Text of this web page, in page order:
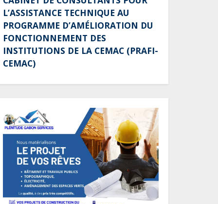
Gabon : AGL confirme son
positionnement de
partenaire de référence
industriels et
L’ASSISTANCE TECHNIQUE AU
PROGRAMME D’AMÉLIORATION DU
FONCTIONNEMENT DES
INSTITUTIONS DE LA CEMAC (PRAFI-
CEMAC)